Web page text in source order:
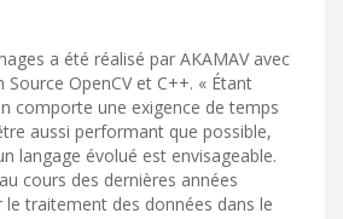
a été réalisé par AKAMAV avec
OpenCV et C++. « Étant
comporte une exigence de temps
aussi performant que possible,
langage évolué est envisageable.
cours des dernières années
traitement des données dans le